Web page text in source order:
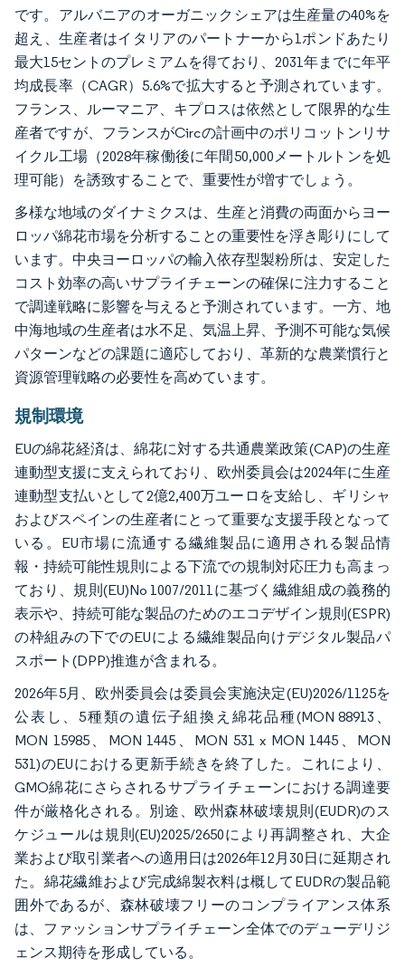
です。アルバニアのオーガニックシェアは生産量の40%を
超え、生産者はイタリアのパートナーから1ポンドあたり
最大15セントのプレミアムを得ており、2031年までに年平
均成長率（CAGR）5.6%で拡大すると予測されています。
フランス、ルーマニア、キプロスは依然として限界的な生
産者ですが、フランスがCircの計画中のポリコットンリサ
イクル工場（2028年稼働後に年間50,000メートルトンを処
理可能）を誘致することで、重要性が増すでしょう。
多様な地域のダイナミクスは、生産と消費の両面からヨー
ロッパ綿花市場を分析することの重要性を浮き彫りにして
います。中央ヨーロッパの輸入依存型製粉所は、安定した
コスト効率の高いサプライチェーンの確保に注力すること
で調達戦略に影響を与えると予測されています。一方、地
中海地域の生産者は水不足、気温上昇、予測不可能な気候
パターンなどの課題に適応しており、革新的な農業慣行と
資源管理戦略の必要性を高めています。
規制環境
EUの綿花経済は、綿花に対する共通農業政策(CAP)の生産
連動型支援に支えられており、欧州委員会は2024年に生産
連動型支払いとして2億2,400万ユーロを支給し、ギリシャ
およびスペインの生産者にとって重要な支援手段となって
いる。EU市場に流通する繊維製品に適用される製品情
報・持続可能性規則による下流での規制対応圧力も高まっ
ており、規則(EU)No 1007/2011に基づく繊維組成の義務的
表示や、持続可能な製品のためのエコデザイン規則(ESPR)
の枠組みの下でのEUによる繊維製品向けデジタル製品パ
スポート(DPP)推進が含まれる。
2026年5月、欧州委員会は委員会実施決定(EU)2026/1125を
公表し、5種類の遺伝子組換え綿花品種(MON 88913、
MON 15985、MON 1445、MON 531 x MON 1445、MON
531)のEUにおける更新手続きを終了した。これにより、
GMO綿花にさらされるサプライチェーンにおける調達要
件が厳格化される。別途、欧州森林破壊規則(EUDR)のス
ケジュールは規則(EU)2025/2650により再調整され、大企
業および取引業者への適用日は2026年12月30日に延期され
た。綿花繊維および完成綿製衣料は概してEUDRの製品範
囲外であるが、森林破壊フリーのコンプライアンス体系
は、ファッションサプライチェーン全体でのデューデリジ
ェンス期待を形成している。